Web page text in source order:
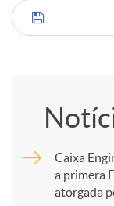
C
Caixa
a primera
atorgada